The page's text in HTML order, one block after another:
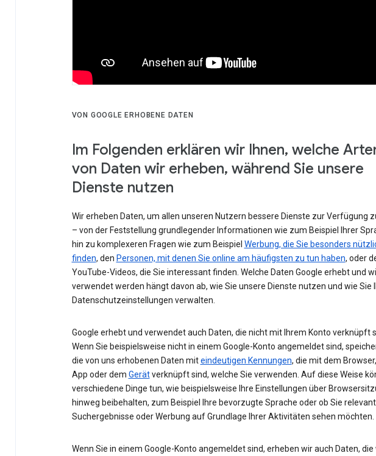
VON GOOGLE ERHOBENE DATEN
Im Folgenden erklären wir Ihnen, welche
von Daten wir erheben, während Sie unsere
Dienste nutzen
Wir erheben Daten, um allen unseren Nutzern bessere Dienste zur Verfügung
– von der Feststellung grundlegender Informationen wie zum Beispiel Ihrer
hin zu komplexeren Fragen wie zum Beispiel Werbung, die Sie besonders
finden, den Personen, mit denen Sie online am häufigsten zu tun haben, oder
YouTube-Videos, die Sie interessant finden. Welche Daten Google erhebt und
verwendet werden hängt davon ab, wie Sie unsere Dienste nutzen und wie Sie
Datenschutzeinstellungen verwalten.
Google erhebt und verwendet auch Daten, die nicht mit Ihrem Konto verknüpft
Wenn Sie beispielsweise nicht in einem Google-Konto angemeldet sind,
die von uns erhobenen Daten miteindeutigen Kennungen, die mit dem
App oder dem Gerätverknüpft sind, welche Sie verwenden. Auf diese Weise
verschiedene Dinge tun, wie beispielsweise Ihre Einstellungen über
hinweg beibehalten, zum Beispiel Ihre bevorzugte Sprache oder ob Sie
Suchergebnisse oder Werbung auf Grundlage Ihrer Aktivitäten sehen möchten.
Wenn Sie in einem Google-Konto angemeldet sind, erheben wir auch Daten, die